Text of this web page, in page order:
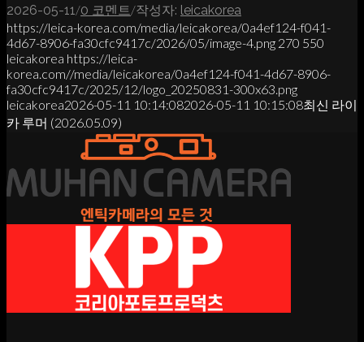
2026-05-11 /0 코멘트 /작성자: leicakorea
https://leica-korea.com/media/leicakorea/0a4ef124-f041-
4d67-8906-fa30cfc9417c/2026/05/image-4.png 270 550
leicakorea https://leica-
korea.com//media/leicakorea/0a4ef124-f041-4d67-8906-
fa30cfc9417c/2025/12/logo_20250831-300x63.png
leicakorea2026-05-11 10:14:082026-05-11 10:15:08최신 라이
카 루머 (2026.05.09)